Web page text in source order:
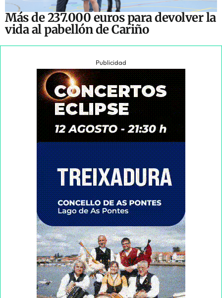
Más de 237.000 euros para devolver la
vida al pabellón de Cariño
Publicidad